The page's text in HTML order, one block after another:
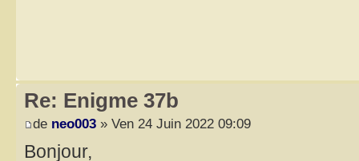
Re: Enigme 37b
de neo003 » Ven 24 Juin 2022 09:09
Bonjour,